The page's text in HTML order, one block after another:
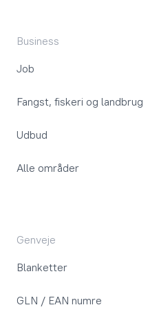
Business
Job
Fangst, fiskeri og landbrug
Udbud
Alle områder
Genveje
Blanketter
GLN / EAN numre